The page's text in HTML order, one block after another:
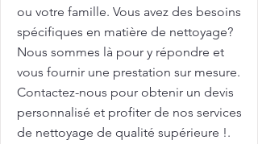
ou votre famille. Vous avez des besoins
spécifiques en matière de nettoyage?
Nous sommes là pour y répondre et
vous fournir une prestation sur mesure.
Contactez-nous pour obtenir un devis
personnalisé et profiter de nos services
de nettoyage de qualité supérieure !.